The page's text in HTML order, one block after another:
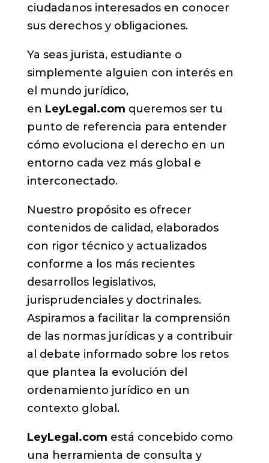
ciudadanos interesados en conocer
sus derechos y obligaciones.
Ya seas jurista, estudiante o
simplemente alguien con interés en
el mundo jurídico,
en LeyLegal.com queremos ser tu
punto de referencia para entender
cómo evoluciona el derecho en un
entorno cada vez más global e
interconectado.
Nuestro propósito es ofrecer
contenidos de calidad, elaborados
con rigor técnico y actualizados
conforme a los más recientes
desarrollos legislativos,
jurisprudenciales y doctrinales.
Aspiramos a facilitar la comprensión
de las normas jurídicas y a contribuir
al debate informado sobre los retos
que plantea la evolución del
ordenamiento jurídico en un
contexto global.
LeyLegal.com está concebido como
una herramienta de consulta y